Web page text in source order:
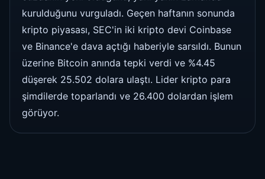
kurulduğunu vurguladı. Geçen haftanın sonunda
kripto piyasası, SEC'in iki kripto devi Coinbase
ve Binance'e dava açtığı haberiyle sarsıldı. Bunun
üzerine Bitcoin anında tepki verdi ve %4.45
düşerek 25.502 dolara ulaştı. Lider kripto para
şimdilerde toparlandı ve 26.400 dolardan işlem
görüyor.